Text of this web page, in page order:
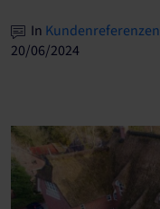
In Kundenreferenzen
20/06/2024